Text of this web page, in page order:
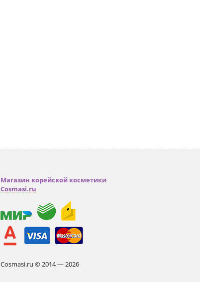
Магазин корейской косметики
Cosmasi.ru
Cosmasi.ru © 2014 — 2026